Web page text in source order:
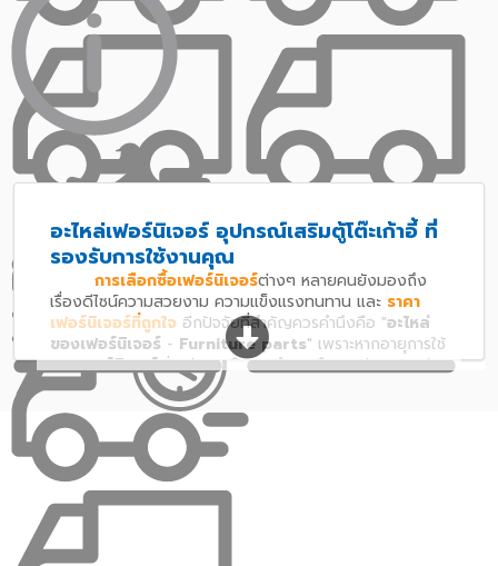
อะไหล่เฟอร์นิเจอร์ อุปกรณ์เสริมตู้โต๊ะเก้าอี้ ที่
รองรับการใช้งานคุณ
การเลือกซื้อเฟอร์นิเจอร์ต่างๆ หลายคนยังมองถึง
เรื่องดีไซน์ความสวยงาม ความแข็งแรงทนทาน และ ราคา
เฟอร์นิเจอร์ที่ถูกใจ อีกปัจจัยที่สำคัญควรคำนึงคือ "อะไหล่
ของเฟอร์นิเจอร์ - Furniture parts" เพราะหากอายุการใช้
งานเฟอร์นิเจอร์เริ่มเก่าลงหรือเกิดชำรุดหรือคุณต้องการปรับ
เปลี่ยนอะไรเพิ่มเติมขึ้นมา "อะไหล่เฟอร์นิเจอร์
แก้ปัญหา
ซ่อมแซมเฟอร์นิเจอร์
ทุกความต้องการสำหรับคุณ ไม่ว่าจะเป็น
ต่างๆ
เช่น ตู้ลิ้นชัก ตู้เสื้อผ้า บานประตูต่างๆ คุณก็สามารถหาซื้อ
อะไหล่เฟอร์นิเจอร์อย่าง ลูกล้อ, ลูกปืน, ราวตู้เสื้อผ้า, รางลิ้น
ชัก, มือจับและปุ่มจับ, บูชประตู, บานพับเฟอร์นิเจอร์ มาติดตั้ง